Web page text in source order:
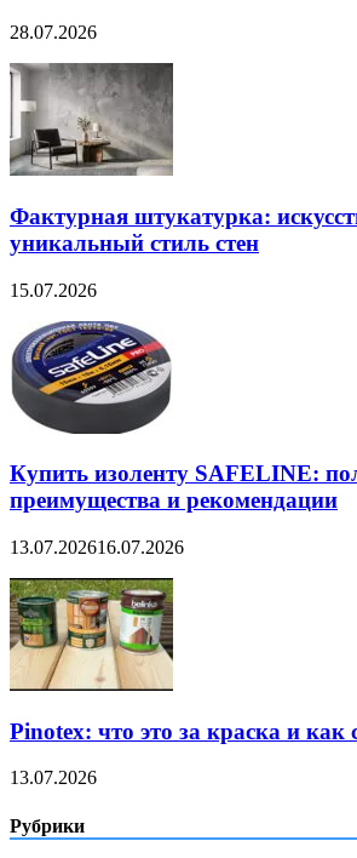
28.07.2026
Фактурная штукатурка:
уникальный стиль стен
15.07.2026
Купить изоленту SAFELINE:
преимущества и рекомендации
13.07.202616.07.2026
Pinotex: что это за краска и как
13.07.2026
Рубрики